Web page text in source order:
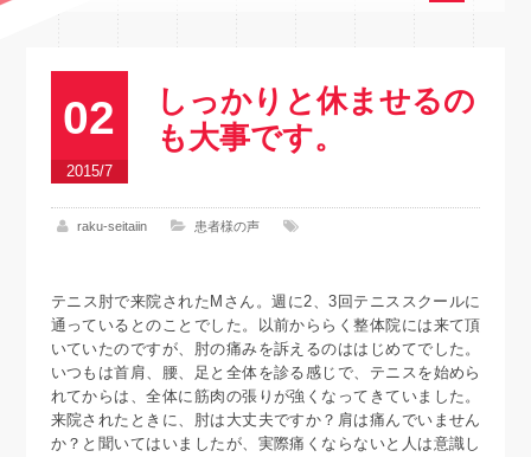
02
2015/7
しっかりと休ませるの
も大事です。
raku-seitaiin 患者様の声
テニス肘で来院されたMさん。週に2、3回テニススクールに
通っているとのことでした。以前かららく整体院には来て頂
いていたのですが、肘の痛みを訴えるのははじめてでした。
いつもは首肩、腰、足と全体を診る感じで、テニスを始めら
れてからは、全体に筋肉の張りが強くなってきていました。
来院されたときに、肘は大丈夫ですか？肩は痛んでいません
か？と聞いてはいましたが、実際痛くならないと人は意識し